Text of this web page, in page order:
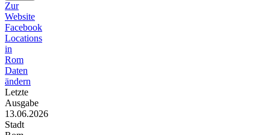
Zur
Website
Facebook
Locations
in
Rom
Daten
ändern
Letzte
Ausgabe
13.06.2026
Stadt